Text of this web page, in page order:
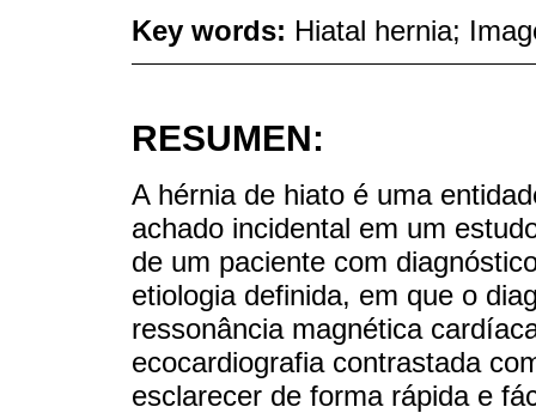
Key words: Hiatal hernia;
RESUMEN:
A hérnia de hiato é uma
achado incidental em um
de um paciente com
etiologia definida, em que o
ressonância magnética
ecocardiografia contrastada
esclarecer de forma rápida e